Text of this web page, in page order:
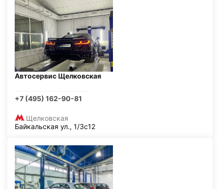
Автосервис Щелковская
+7 (495) 162-90-81
Щелковская
Байкальская ул., 1/3с12